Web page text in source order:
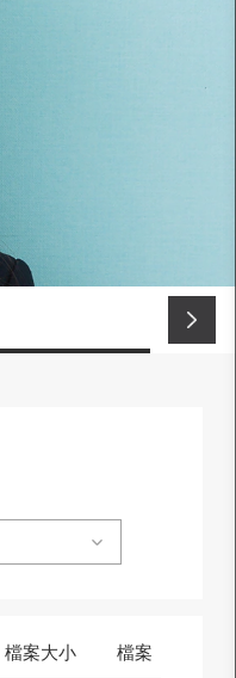
檔案大小 檔案